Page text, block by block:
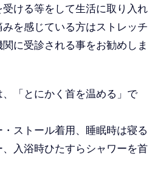
ける等をして生活に取り入れ
を感じている方はストレッチ
に受診される事をお勧めしま
「とにかく首を温める」で
ストール着用、睡眠時は寝る
入浴時ひたすらシャワーを首